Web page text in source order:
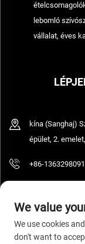
lebomló
vállalat, éves
kína (Sanghaj)
épület, 2.
+86-
© 2026 Shanghai
We value
We use cookies
don't want to